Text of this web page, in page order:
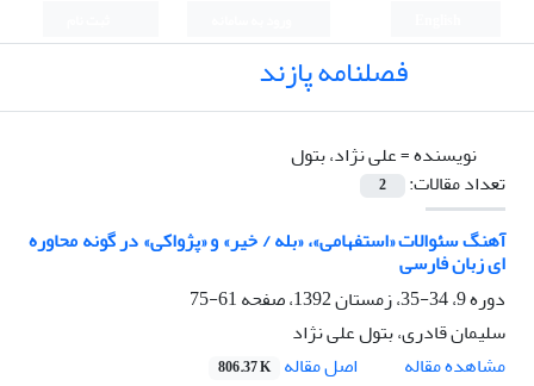
فصلنامه پازند
نویسنده =علی نژاد، بتول
تعداد مقالات:
2
آهنگ سئوالات «استفهامی»، «بله / خیر» و «پژواکی» در گونه محاوره
ای زبان فارسی
دوره 9، 34-35، زمستان 1392، صفحه
61-75
سلیمان قادری، بتول علی نژاد
مشاهده مقاله
اصل مقاله 806.37 K